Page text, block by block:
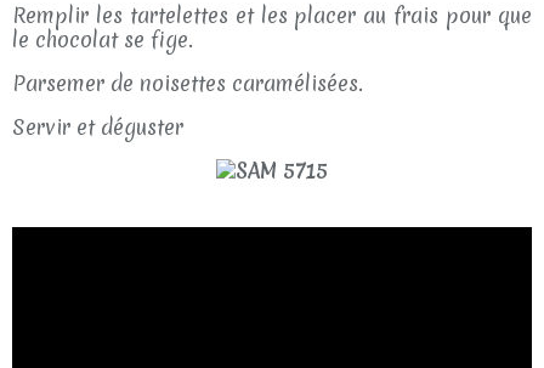
Remplir les tartelettes et les placer au frais pour que
le chocolat se fige.
Parsemer de noisettes caramélisées.
Servir et déguster